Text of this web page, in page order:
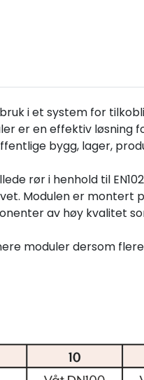
i et system for
er en effektiv løsning
bygg, lager,
rør i henhold til
Modulen er
av høy kvalitet
moduler dersom